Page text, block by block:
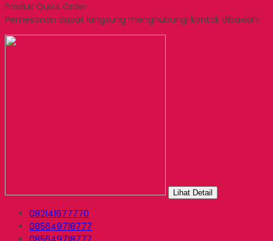
Produk Quick Order
Pemesanan dapat langsung menghubungi kontak dibawah:
Lihat Detail
082141677770
085649718777